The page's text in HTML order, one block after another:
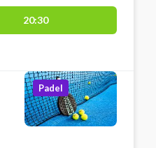
20:30
Padel